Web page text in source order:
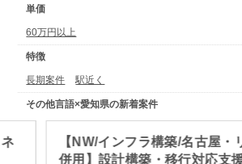
単価
60万円以上
特徴
長期案件 駅近く
その他言語×愛知県の新着案件
【NW/インフラ構築/名古屋・
併用】設計構築・移行対応支